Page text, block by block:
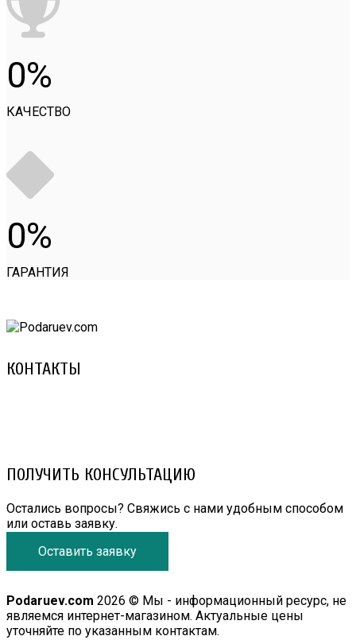
0
КАЧЕСТВО
0
ГАРАНТИЯ
КОНТАКТЫ
ПОЛУЧИТЬ КОНСУЛЬТАЦИЮ
Остались вопросы? Свяжись с нами удобным способом
или оставь заявку.
Оставить заявку
Podaruev.com 2026 © Мы - информационный ресурс, не
являемся интернет-магазином. Актуальные цены
уточняйте по указанным контактам.